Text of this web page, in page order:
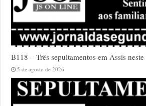
B118 – Três sepultamentos em Assis
5 de agosto de 2026